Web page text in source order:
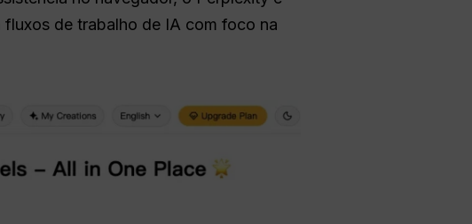
de trabalho de IA com foco na